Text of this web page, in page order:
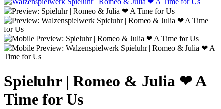
Spieluhr | Romeo & Julia ❤ A
Time for Us